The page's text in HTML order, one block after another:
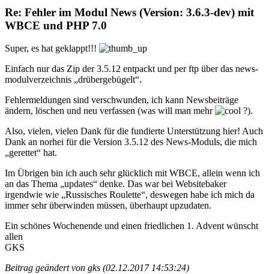
Re: Fehler im Modul News (Version: 3.6.3-dev) mit
WBCE und PHP 7.0
Super, es hat geklappt!!!
Einfach nur das Zip der 3.5.12 entpackt und per ftp über das news-
modulverzeichnis „drübergebügelt“.
Fehlermeldungen sind verschwunden, ich kann Newsbeiträge
ändern, löschen und neu verfassen (was will man mehr
?).
Also, vielen, vielen Dank für die fundierte Unterstützung hier! Auch
Dank an norhei für die Version 3.5.12 des News-Moduls, die mich
„gerettet“ hat.
Im Übrigen bin ich auch sehr glücklich mit WBCE, allein wenn ich
an das Thema „updates“ denke. Das war bei Websitebaker
irgendwie wie „Russisches Roulette“, deswegen habe ich mich da
immer sehr überwinden müssen, überhaupt upzudaten.
Ein schönes Wochenende und einen friedlichen 1. Advent wünscht
allen
GKS
Beitrag geändert von gks (02.12.2017 14:53:24)